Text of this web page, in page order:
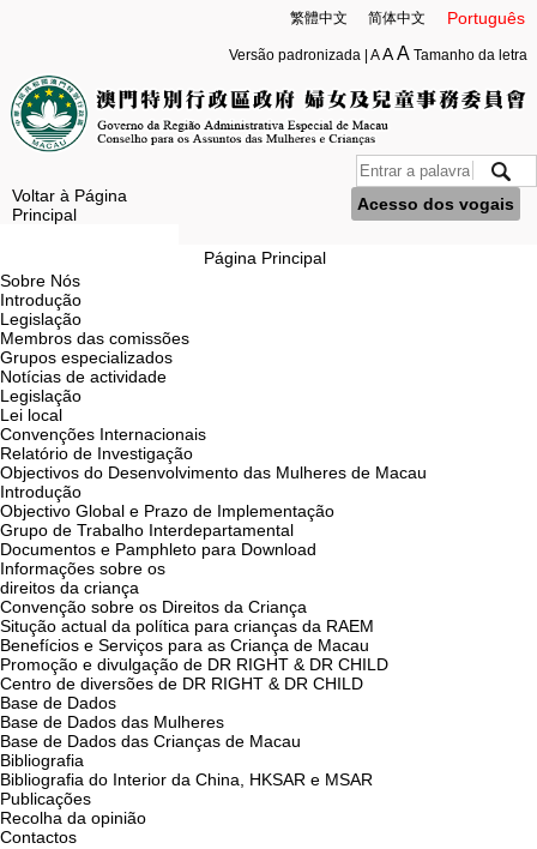
Português
简体中文
繁體中文
Versão padronizada| A A A Tamanho da letra
Voltar à Página
Principal
Acesso dos vogais
Página Principal
Sobre Nós
Introdução
Legislação
Membros das comissões
Grupos especializados
Notícias de actividade
Legislação
Lei local
Convenções Internacionais
Relatório de Investigação
Objectivos do Desenvolvimento das Mulheres de Macau
Introdução
Objectivo Global e Prazo de Implementação
Grupo de Trabalho Interdepartamental
Documentos e Pamphleto para Download
Informações sobre os
direitos da criança
Convenção sobre os Direitos da Criança
Situção actual da política para crianças da RAEM
Benefícios e Serviços para as Criança de Macau
Promoção e divulgação de DR RIGHT & DR CHILD
Centro de diversões de DR RIGHT & DR CHILD
Base de Dados
Base de Dados das Mulheres
Base de Dados das Crianças de Macau
Bibliografia
Bibliografia do Interior da China, HKSAR e MSAR
Publicações
Recolha da opinião
Contactos